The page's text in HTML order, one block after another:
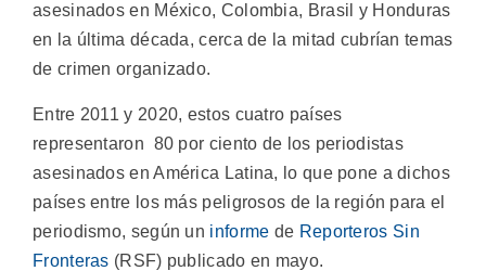
asesinados en México, Colombia, Brasil y Honduras
en la última década, cerca de la mitad cubrían temas
de crimen organizado.
Entre 2011 y 2020, estos cuatro países
representaron 80 por ciento de los periodistas
asesinados en América Latina, lo que pone a dichos
países entre los más peligrosos de la región para el
periodismo, según un informe de Reporteros Sin
Fronteras (RSF) publicado en mayo.